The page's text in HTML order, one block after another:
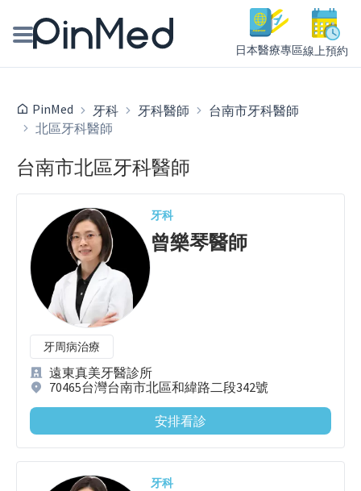
日本醫療專區線上預約
醫師專欄專訪
健康主題館
我是醫療人員
PinMed 牙科 牙科醫師
台南市牙科醫師
北區牙科醫師
台南市北區牙科醫師
牙科
曾樂琴醫師
牙周病治療
遠東真美牙醫診所
70465台灣台南市北區和緯路二段342號
安排看診
牙科